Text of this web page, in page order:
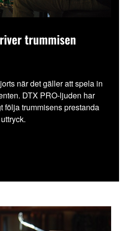
trummisen
när det gäller att spela in
DTX PRO-ljuden har
följa trummisens prestanda